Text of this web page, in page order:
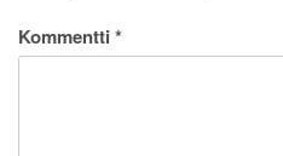
Kommentti *